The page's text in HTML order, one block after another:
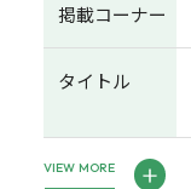
掲載コーナー
タイトル
VIEW MORE